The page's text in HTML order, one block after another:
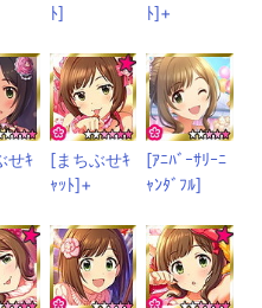
ﾄ]
ﾄ]+
せｷ
[まちぶせｷ
ｬｯﾄ]+
[ｱﾆﾊﾞｰｻﾘｰﾆ
ｬﾝﾀﾞﾌﾙ]